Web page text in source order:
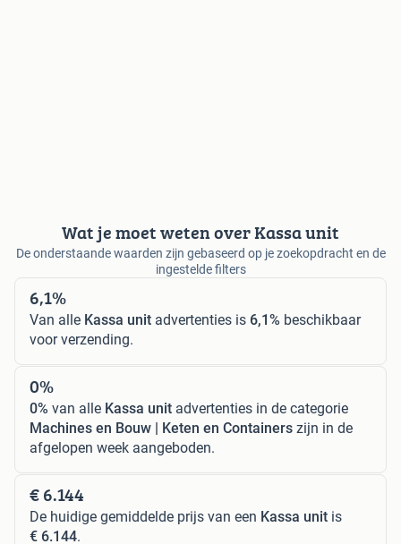
Wat je moet weten over Kassa unit
De onderstaande waarden zijn gebaseerd op je zoekopdracht en de
ingestelde filters
6,1%
Van alle Kassa unit advertenties is 6,1% beschikbaar
voor verzending.
0%
0% van alle Kassa unit advertenties in de categorie
Machines en Bouw | Keten en Containers zijn in de
afgelopen week aangeboden.
€ 6.144
De huidige gemiddelde prijs van een Kassa unit is
€ 6.144.